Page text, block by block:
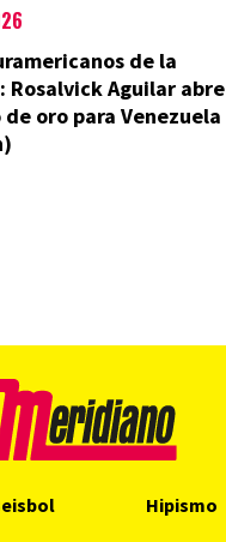
de la
Rosalvick Aguilar abre
oro para Venezuela
Hipismo